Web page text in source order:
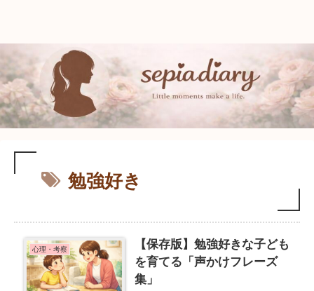
勉強好き
心理・考察
【保存版】勉強好きな子ども
を育てる「声かけフレーズ
集」